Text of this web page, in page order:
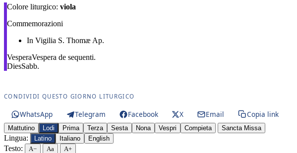
Colore liturgico: viola
Commemorazioni
In Vigilia S. Thomæ Ap.
VesperaVespera de sequenti.
DiesSabb.
CONDIVIDI QUESTO GIORNO LITURGICO
WhatsApp Telegram Facebook X Email Copia link
Mattutino Lodi Prima Terza Sesta Nona Vespri Compieta Sancta Missa
Lingua: Latino Italiano English
Testo: A− Aa A+